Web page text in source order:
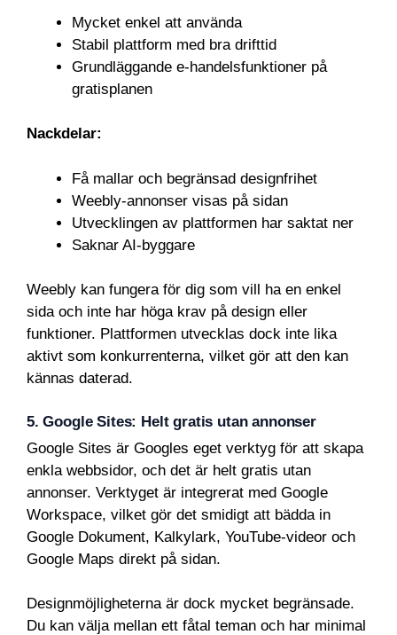
Mycket enkel att använda
Stabil plattform med bra drifttid
Grundläggande e-handelsfunktioner på
gratisplanen
Nackdelar:
Få mallar och begränsad designfrihet
Weebly-annonser visas på sidan
Utvecklingen av plattformen har saktat ner
Saknar AI-byggare
Weebly kan fungera för dig som vill ha en enkel
sida och inte har höga krav på design eller
funktioner. Plattformen utvecklas dock inte lika
aktivt som konkurrenterna, vilket gör att den kan
kännas daterad.
5. Google Sites: Helt gratis utan annonser
Google Sites är Googles eget verktyg för att skapa
enkla webbsidor, och det är helt gratis utan
annonser. Verktyget är integrerat med Google
Workspace, vilket gör det smidigt att bädda in
Google Dokument, Kalkylark, YouTube-videor och
Google Maps direkt på sidan.
Designmöjligheterna är dock mycket begränsade.
Du kan välja mellan ett fåtal teman och har minimal